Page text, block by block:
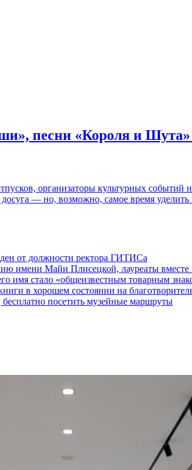
песни «Короля и
организаторы культурных
— но, возможно, самое время
от должности ректора ГИТИСа
имени Майи Плисецкой, лауреаты вместе
имя стало «общеизвестным товарным
в хорошем состоянии на
посетить музейные маршруты